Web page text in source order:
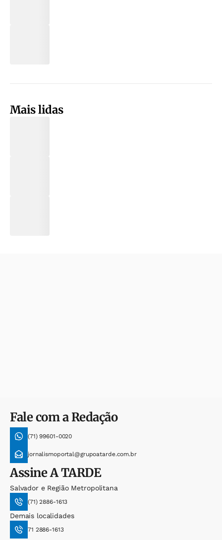
Mais lidas
Fale com a Redação
(71) 99601-0020
jornalismoportal@grupoatarde.com.br
AssineA TARDE
Salvador e Região Metropolitana
(71) 2886-1613
Demais localidades
71 2886-1613